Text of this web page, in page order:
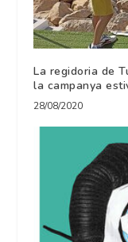
La regidoria de
la campanya
28/08/2020